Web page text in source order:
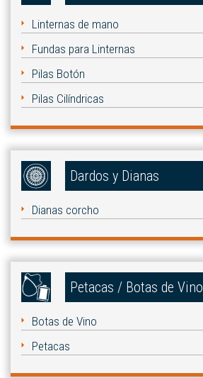
Linternas de mano
Fundas para Linternas
Pilas Botón
Pilas Cilíndricas
Dardos y Dianas
Dianas corcho
Petacas / Botas de Vino
Botas de Vino
Petacas